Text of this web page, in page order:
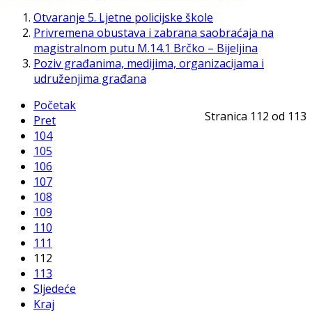
Otvaranje 5. Ljetne policijske škole
Privremena obustava i zabrana saobraćaja na
magistralnom putu M.14.1 Brčko – Bijeljina
Poziv građanima, medijima, organizacijama i
udruženjima građana
Stranica 112 od 113
Početak
Pret
104
105
106
107
108
109
110
111
112
113
Sljedeće
Kraj